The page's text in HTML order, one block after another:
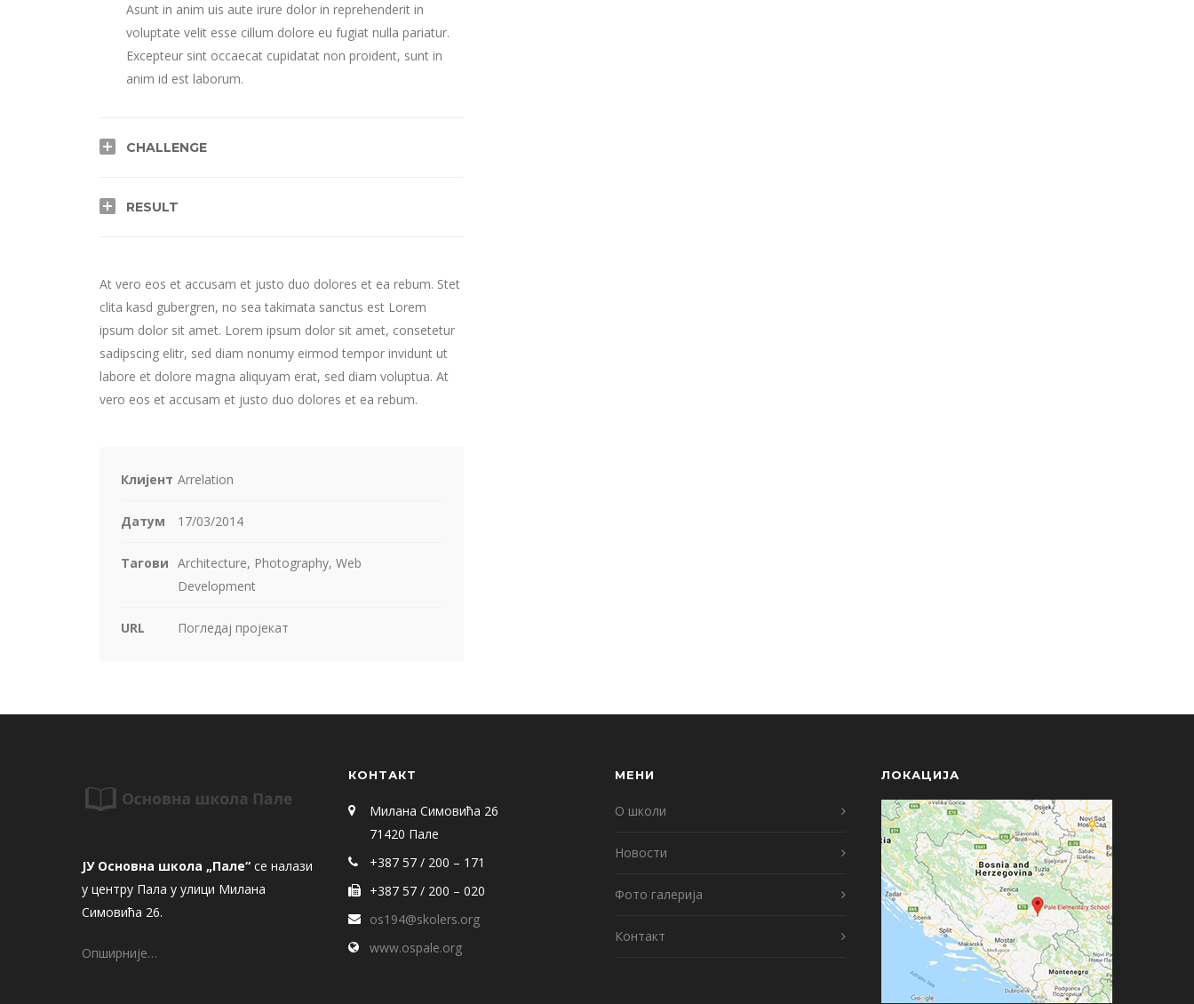
Asunt in anim uis aute irure dolor in reprehenderit in
voluptate velit esse cillum dolore eu fugiat nulla pariatur.
Excepteur sint occaecat cupidatat non proident, sunt in
anim id est laborum.
CHALLENGE
RESULT
At vero eos et accusam et justo duo dolores et ea rebum. Stet
clita kasd gubergren, no sea takimata sanctus est Lorem
ipsum dolor sit amet. Lorem ipsum dolor sit amet, consetetur
sadipscing elitr, sed diam nonumy eirmod tempor invidunt ut
labore et dolore magna aliquyam erat, sed diam voluptua. At
vero eos et accusam et justo duo dolores et ea rebum.
Клијент Arrelation
Датум 17/03/2014
Тагови Architecture, Photography, Web
Development
URL Погледај пројекат
ЈУ Основна школа „Пале“ се налази
у центру Пала у улици Милана
Симовића 26.
Опширније…
КОНТАКТ
Милана Симовића 26
71420 Пале
+387 57 / 200 – 171
+387 57 / 200 – 020
os194@skolers.org
www.ospale.org
МЕНИ
О школи
Новости
Фото галерија
Контакт
ЛОКАЦИЈА